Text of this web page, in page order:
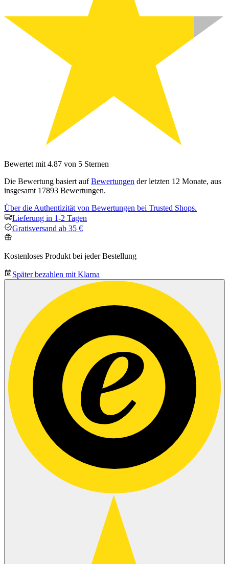
Bewertet mit 4.87 von 5 Sternen
Die Bewertung basiert aufBewertungen der letzten 12 Monate, aus
insgesamt 17893 Bewertungen.
Über die Authentizität von Bewertungen bei Trusted Shops.
Lieferung in 1-2 Tagen
Gratisversand ab 35 €
Kostenloses Produkt bei jeder Bestellung
Später bezahlen mit Klarna